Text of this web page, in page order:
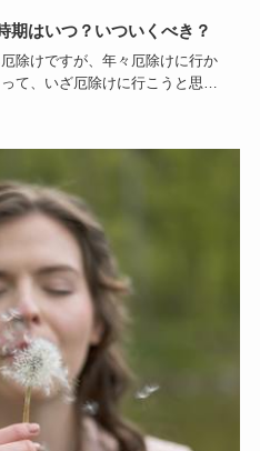
期はいつ？いついくべき？
除けですが、年々厄除けに行か
て、いざ厄除けに行こうと思っ